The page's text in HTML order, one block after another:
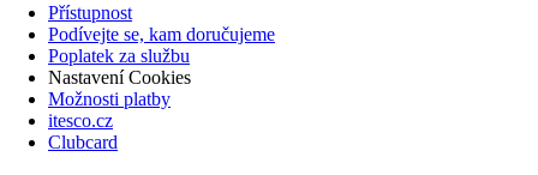
Přístupnost
Podívejte se, kam doručujeme
Poplatek za službu
Nastavení Cookies
Možnosti platby
itesco.cz
Clubcard